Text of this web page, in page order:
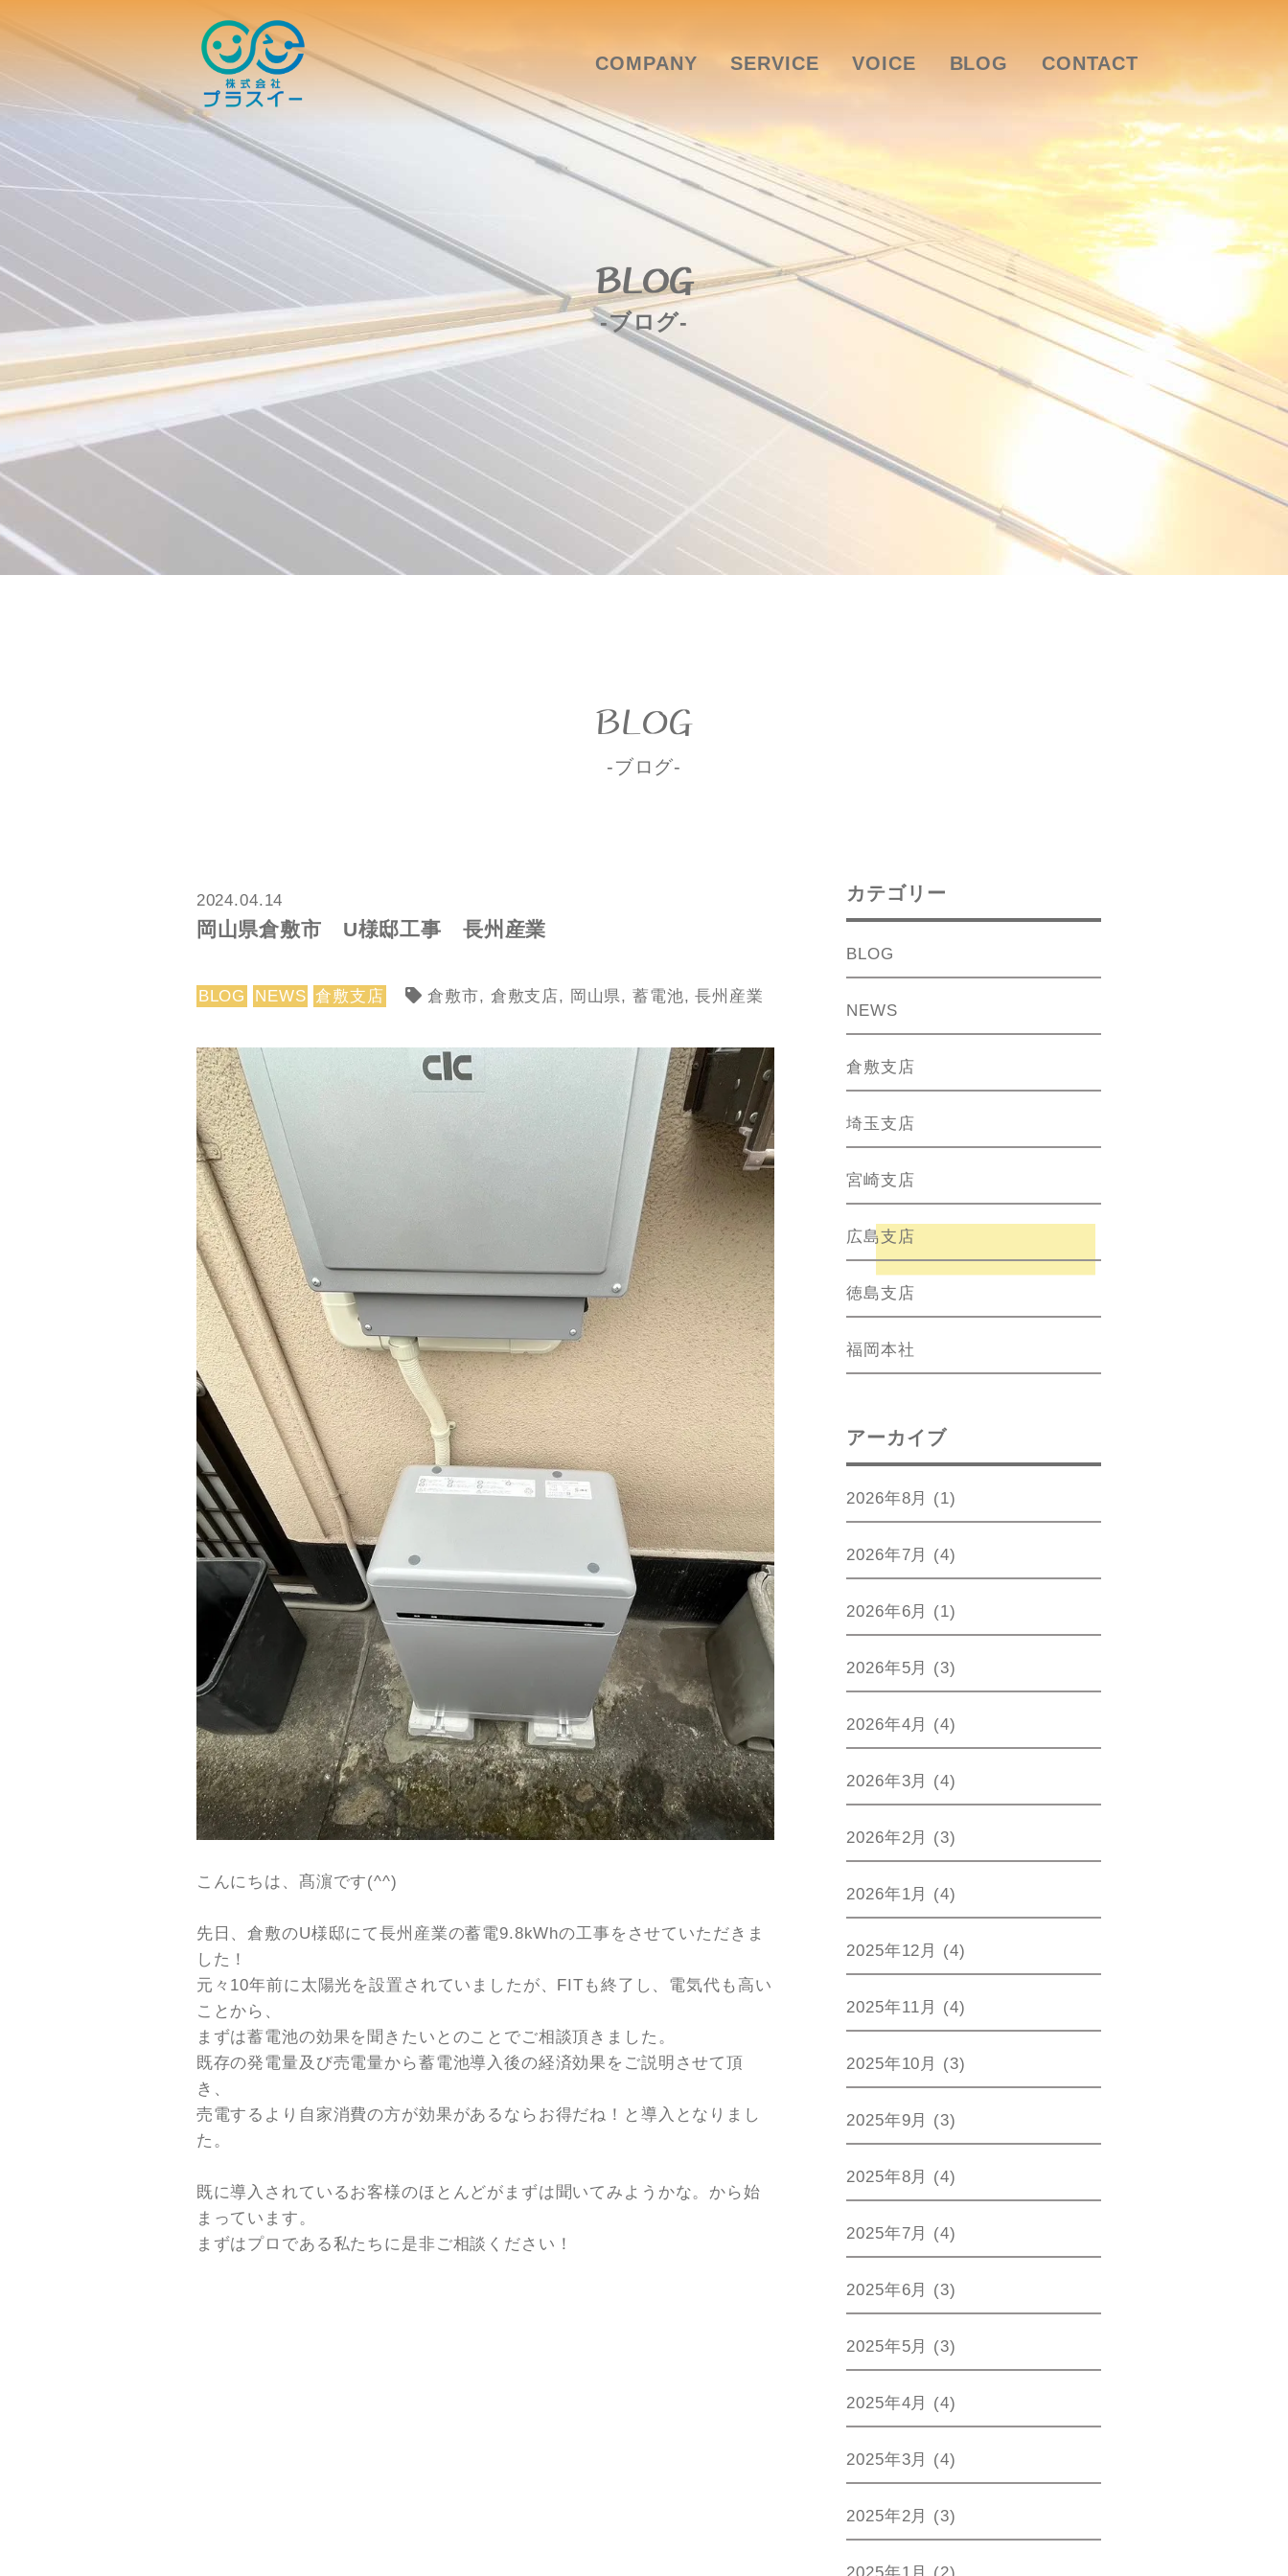
COMPANY SERVICE VOICE BLOG CONTACT
BLOG
-ブログ-
BLOG
-ブログ-
2024.04.14
岡山県倉敷市 U様邸工事 長州産業
BLOG NEWS 倉敷支店 倉敷市, 倉敷支店, 岡山県,蓄電池,長州産業
こんにちは、髙濵です(^^)
先日、倉敷のU様邸にて長州産業の蓄電9.8kWhの工事をさせていただきま
した！
元々10年前に太陽光を設置されていましたが、FITも終了し、電気代も高い
ことから、
まずは蓄電池の効果を聞きたいとのことでご相談頂きました。
既存の発電量及び売電量から蓄電池導入後の経済効果をご説明させて頂
き、
売電するより自家消費の方が効果があるならお得だね！と導入となりまし
た。
既に導入されているお客様のほとんどがまずは聞いてみようかな。から始
まっています。
まずはプロである私たちに是非ご相談ください！
カテゴリー
BLOG
NEWS
倉敷支店
埼玉支店
宮崎支店
広島支店
徳島支店
福岡本社
アーカイブ
2026年8月 (1)
2026年7月 (4)
2026年6月 (1)
2026年5月 (3)
2026年4月 (4)
2026年3月 (4)
2026年2月 (3)
2026年1月 (4)
2025年12月 (4)
2025年11月 (4)
2025年10月 (3)
2025年9月 (3)
2025年8月 (4)
2025年7月 (4)
2025年6月 (3)
2025年5月 (3)
2025年4月 (4)
2025年3月 (4)
2025年2月 (3)